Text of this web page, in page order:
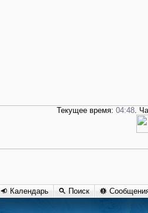
Текущее время: 04:48.
Календарь Поиск